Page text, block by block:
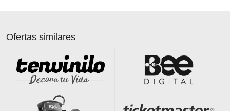
Ofertas similares